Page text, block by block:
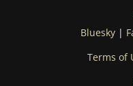
Bluesky|
Terms of